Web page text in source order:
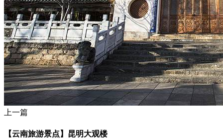
上一篇
【云南旅游景点】昆明大观楼